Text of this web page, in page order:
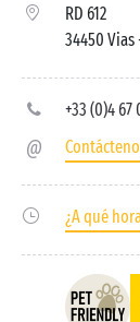
RD 612
34450 Vias
+33 (0)4 67
¿A qué